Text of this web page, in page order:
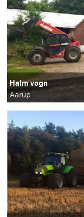
Halm vogn
Aarup